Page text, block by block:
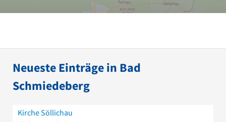
Neueste Einträge in Bad
Schmiedeberg
Kirche Söllichau